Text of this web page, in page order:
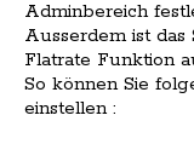
Adminbereich
Ausserdem ist das
Flatrate Funktion
So können Sie
einstellen :